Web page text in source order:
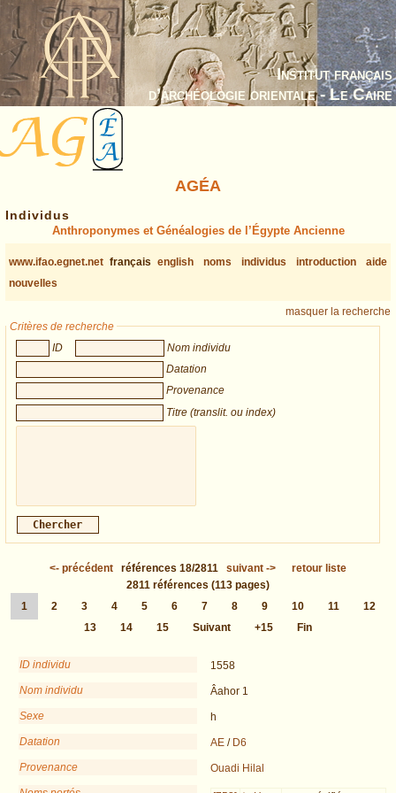
Institut français
d’archéologie orientale - Le Caire
AGÉA
Individus
Anthroponymes et Généalogies de l’Égypte Ancienne
www.ifao.egnet.net français english noms individus introduction
aide
nouvelles
masquer la recherche
Critères de recherche
ID
Nom individu
Datation
Provenance
Titre (translit. ou index)
<- précédent références 18/2811 suivant ->
retour liste
2811 références (113 pages)
1
2 3 4 5 6 7 8 9 10 11
12
13
14 15 Suivant +15 Fin
ID individu
1558
Nom individu
Âahor 1
Sexe
h
Datation
AE / D6
Provenance
Ouadi Hilal